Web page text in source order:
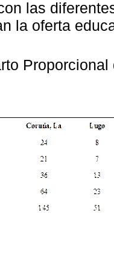
las
la oferta